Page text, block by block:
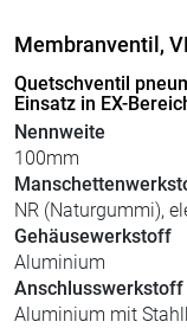
Membranventil,
Quetschventil
Einsatz in EX-
Nennweite
100mm
NR (Naturgummi),
Gehäusewerkstoff
Aluminium
Anschlusswerkstoff
Aluminium mit